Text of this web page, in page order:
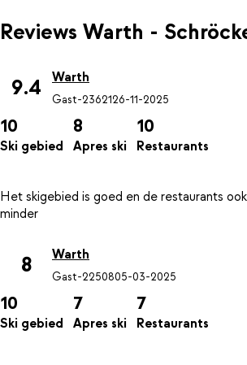
Reviews Warth -
9.4 Warth
Gast-2362126-11-2025
10
Ski gebied
8
Apres ski
10
Restaurants
Het skigebied is goed en de restaurants
8 Warth
Gast-2250805-03-2025
10
Ski gebied
7
Apres ski
7
Restaurants